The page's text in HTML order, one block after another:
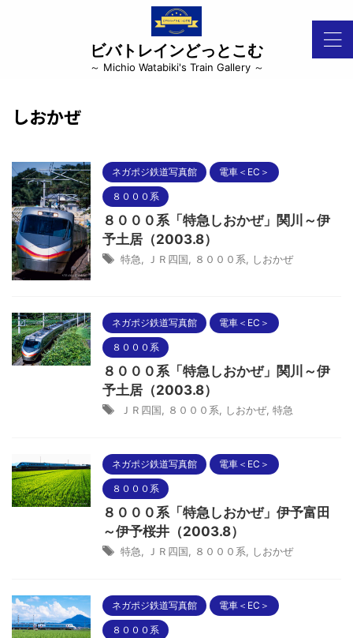
ビバトレインどっとこむ
～ Michio Watabiki's Train Gallery ～
しおかぜ
ネガポジ鉄道写真館 電車＜EC＞
８０００系
８０００系「特急しおかぜ」関川～伊
予土居（2003.8）
特急 ＪＲ四国 ８０００系 しおかぜ
ネガポジ鉄道写真館 電車＜EC＞
８０００系
８０００系「特急しおかぜ」関川～伊
予土居（2003.8）
ＪＲ四国 ８０００系 しおかぜ, 特急
ネガポジ鉄道写真館 電車＜EC＞
８０００系
８０００系「特急しおかぜ」伊予富田
～伊予桜井（2003.8）
特急 ＪＲ四国 ８０００系 しおかぜ
ネガポジ鉄道写真館 電車＜EC＞
８０００系